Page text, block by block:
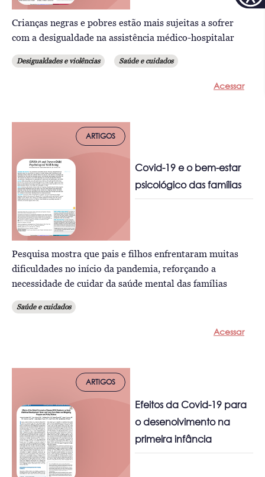
Crianças negras e pobres estão mais sujeitas a sofrer
com a desigualdade na assistência médico-hospitalar
Desigualdades e violências Saúde e cuidados
Acessar
ARTIGOS
Covid-19 e o bem-estar
psicológico das famílias
Pesquisa mostra que pais e filhos enfrentaram muitas
dificuldades no início da pandemia, reforçando a
necessidade de cuidar da saúde mental das famílias
Saúde e cuidados
Acessar
ARTIGOS
Efeitos da Covid-19 para
o desenolvimento na
primeira infância